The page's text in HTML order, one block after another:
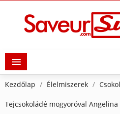

Kezdőlap Élelmiszerek
Tejcsokoládé mogyoróval Angelina